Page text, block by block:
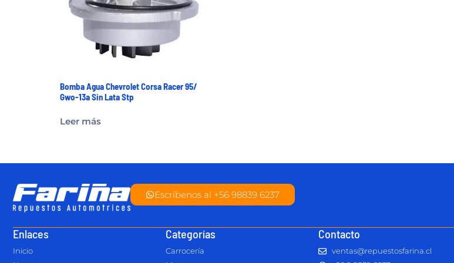
Bomba Agua Chevrolet Corsa Racer 95/
Gwo-13a Sin Lata Stp
Leer más
Escríbenos al +56 98839 6237
Enlaces
Inicio
Categorías
Carrocería
Contacto
ventas@repuestosfarina.cl